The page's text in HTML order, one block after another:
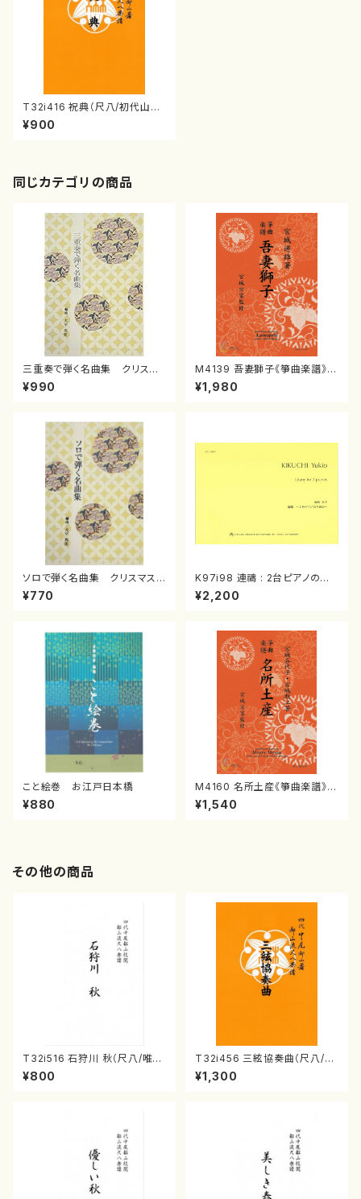
T32i416 祝典（尺八/初代山川
園松/楽譜）都山流公刊楽譜曲
番:2121
¥900
同じカテゴリの商品
三重奏で弾く名曲集 クリスマ
スメドレー( 箏2/大平光美 編
曲/楽譜）
¥990
M4139 吾妻獅子《箏曲楽譜》
（箏/宮城道雄著・宮城宗家監修/
箏曲古典楽譜）
¥1,980
ソロで弾く名曲集 クリスマス・
イブ／恋人がサンタクロース(
箏独奏 /大平光美 編曲/楽
¥770
K97i98 連禱 : 2台ピアノのた
めの（2 Pianos / 菊池 幸夫 /
楽譜）
¥2,200
こと絵巻 お江戸日本橋
¥880
M4160 名所土産《箏曲楽譜》
（箏/宮城喜代子・宮城数江著・
宮城宗家監修/箏曲古典楽譜）
¥1,540
その他の商品
T32i516 石狩川 秋（尺八/唯是
震一/楽譜）都山no:2225
¥800
T32i456 三絃協奏曲（尺八/中
能島欣一/楽譜）都山流公刊楽譜
曲番:2164
¥1,300